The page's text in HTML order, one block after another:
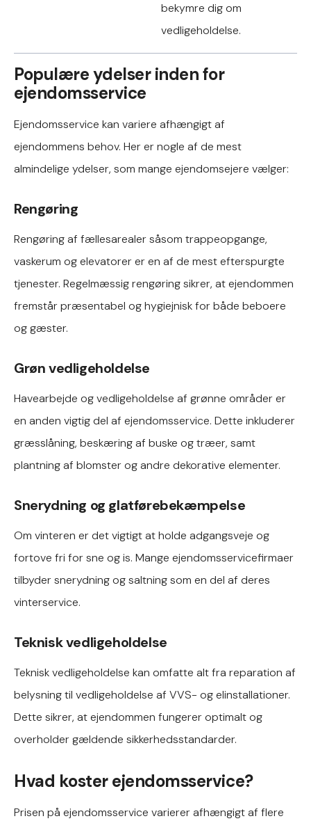
bekymre dig om
vedligeholdelse.
Populære ydelser inden for
ejendomsservice
Ejendomsservice kan variere afhængigt af
ejendommens behov. Her er nogle af de mest
almindelige ydelser, som mange ejendomsejere vælger:
Rengøring
Rengøring af fællesarealer såsom trappeopgange,
vaskerum og elevatorer er en af de mest efterspurgte
tjenester. Regelmæssig rengøring sikrer, at ejendommen
fremstår præsentabel og hygiejnisk for både beboere
og gæster.
Grøn vedligeholdelse
Havearbejde og vedligeholdelse af grønne områder er
en anden vigtig del af ejendomsservice. Dette inkluderer
græsslåning, beskæring af buske og træer, samt
plantning af blomster og andre dekorative elementer.
Snerydning og glatførebekæmpelse
Om vinteren er det vigtigt at holde adgangsveje og
fortove fri for sne og is. Mange ejendomsservicefirmaer
tilbyder snerydning og saltning som en del af deres
vinterservice.
Teknisk vedligeholdelse
Teknisk vedligeholdelse kan omfatte alt fra reparation af
belysning til vedligeholdelse af VVS- og elinstallationer.
Dette sikrer, at ejendommen fungerer optimalt og
overholder gældende sikkerhedsstandarder.
Hvad koster ejendomsservice?
Prisen på ejendomsservice varierer afhængigt af flere